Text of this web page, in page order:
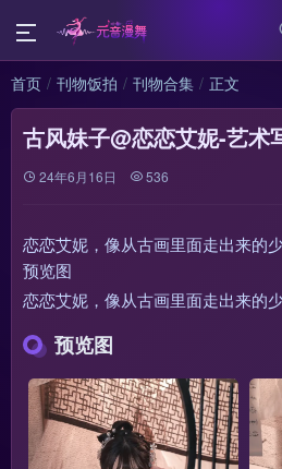
首页 刊物饭拍 刊物合集 正文
古风妹子@恋恋艾妮-艺术
24年6月16日 536
恋恋艾妮，像从古画里面走出来的
预览图
恋恋艾妮，像从古画里面走出来的
预览图